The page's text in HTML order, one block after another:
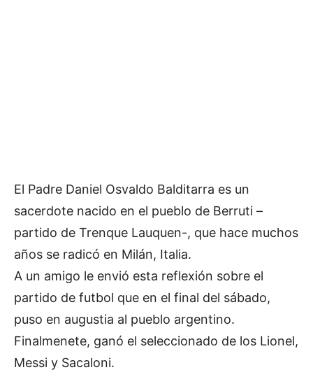
El Padre Daniel Osvaldo Balditarra es un
sacerdote nacido en el pueblo de Berruti –
partido de Trenque Lauquen-, que hace muchos
años se radicó en Milán, Italia.
A un amigo le envió esta reflexión sobre el
partido de futbol que en el final del sábado,
puso en augustia al pueblo argentino.
Finalmenete, ganó el seleccionado de los Lionel,
Messi y Sacaloni.